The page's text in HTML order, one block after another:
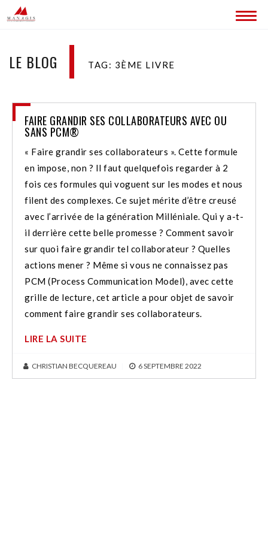
LES SITES MANAGIS
CONTACT
LE BLOG TAG: 3ÈME LIVRE
FAIRE GRANDIR SES COLLABORATEURS AVEC OU
SANS PCM®
« Faire grandir ses collaborateurs ». Cette formule
en impose, non ? Il faut quelquefois regarder à 2
fois ces formules qui voguent sur les modes et nous
filent des complexes. Ce sujet mérite d’être creusé
avec l’arrivée de la génération Milléniale. Qui y a-t-
il derrière cette belle promesse ? Comment savoir
sur quoi faire grandir tel collaborateur ? Quelles
actions mener ? Même si vous ne connaissez pas
PCM (Process Communication Model), avec cette
grille de lecture, cet article a pour objet de savoir
comment faire grandir ses collaborateurs.
LIRE LA SUITE
CHRISTIAN BECQUEREAU 6 SEPTEMBRE 2022